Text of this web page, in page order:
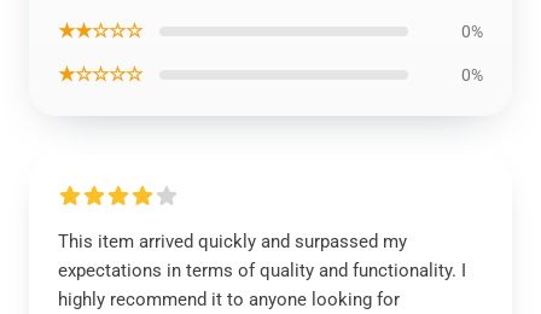
★★☆☆☆ 0%
★☆☆☆☆ 0%
This item arrived quickly and surpassed my
expectations in terms of quality and functionality. I
highly recommend it to anyone looking for